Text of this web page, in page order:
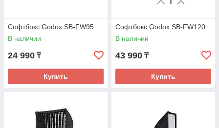
Софтбокс Godox SB-FW95
В наличии
24 990 ₸
Купить
Софтбокс Godox SB-FW120
В наличии
43 990 ₸
Купить